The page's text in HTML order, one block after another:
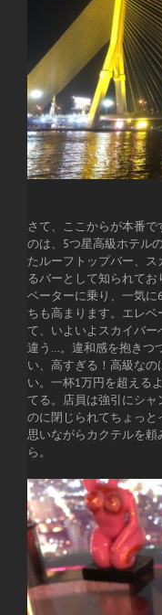
さて、ここからが本番
のは、5つ星高級ホテル
たルーフトップバー、
るバーとして知られて
ベーターに乗り、一気
ちも高まります。エレ
て、いよいよスカイバ
違う…。違和感を抱きつ
い、高すぎる！高級な
い。一杯1万円を超える
てる。店員は強引にシ
のに閉じられてちょっと
思いながらカクテルを
ら。